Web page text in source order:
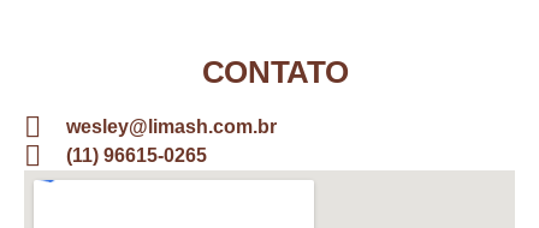
CONTATO
wesley@limash.com.br
(11) 96615-0265